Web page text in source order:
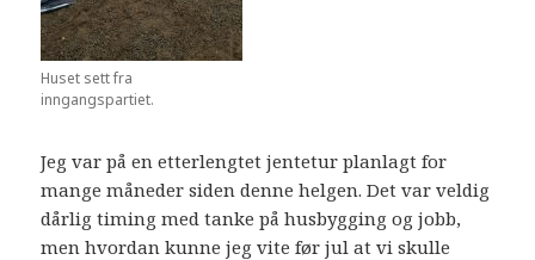
Huset sett fra
inngangspartiet.
Jeg var på en etterlengtet jentetur planlagt for
mange måneder siden denne helgen. Det var veldig
dårlig timing med tanke på husbygging og jobb,
men hvordan kunne jeg vite før jul at vi skulle